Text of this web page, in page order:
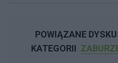
POWIĄZANE
KATEGORII